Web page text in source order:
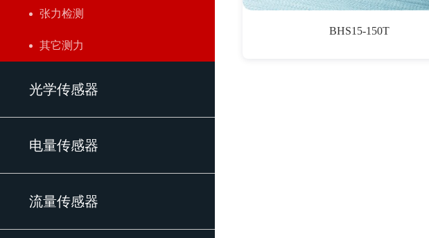
张力检测
其它测力
光学传感器
电量传感器
流量传感器
BHS15-150T